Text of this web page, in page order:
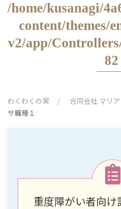
/home/kusanagi/
content/themes/
v2/app/
82
わくわくの実 合同会社 マリ
サ職種１
重度障がい者向